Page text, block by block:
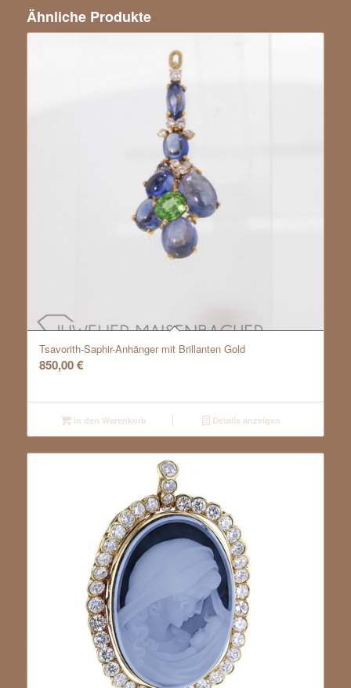
Ähnliche Produkte
Tsavorith-Saphir-Anhänger mit Brillanten Gold
850,00€
In den Warenkorb Details anzeigen